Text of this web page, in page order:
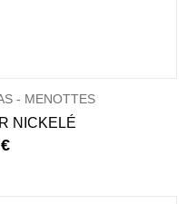
- MENOTTES
NICKELÉ